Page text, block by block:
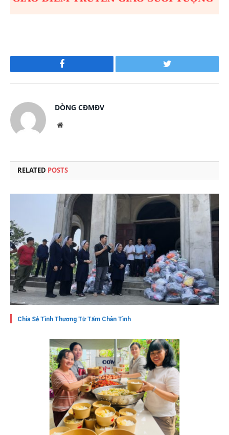
Facebook Twitter
DÒNG CĐMĐV
Website
RELATED POSTS
Chia Sẻ Tình Thương Từ Tấm Chân Tình